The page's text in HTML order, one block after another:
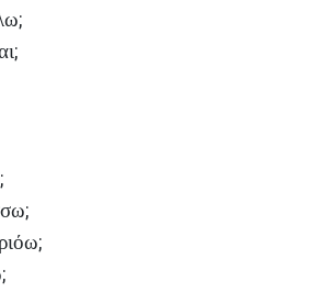
;
;
;
;
;
;